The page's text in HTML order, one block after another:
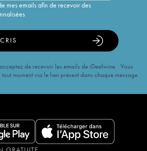
mes emails afin de recevoir des
de recevoir les emails de iDealwine. Vous
moment via le lien présent dans chaque message.